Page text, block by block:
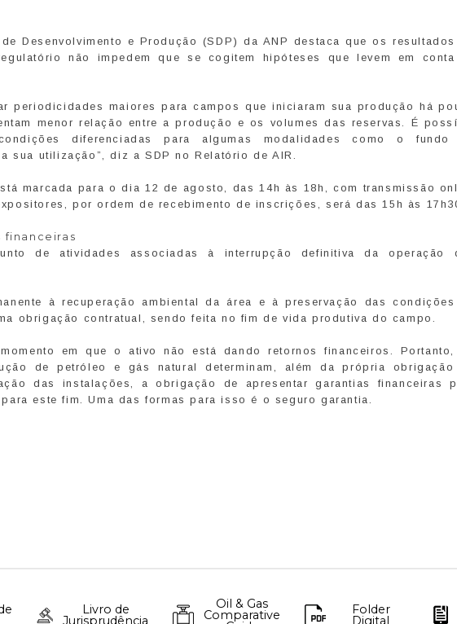
Desenvolvimento e Produção (SDP) da ANP destaca que os
não impedem que se cogitem hipóteses que levem em conta
periodicidades maiores para campos que iniciaram sua produção há
menor relação entre a produção e os volumes das reservas. É
diferenciadas para algumas modalidades como o fundo
sua utilização”, diz a SDP no Relatório de AIR.
marcada para o dia 12 de agosto, das 14h às 18h, com transmissão
por ordem de recebimento de inscrições, será das 15h às
financeiras
de atividades associadas à interrupção definitiva da operação
à recuperação ambiental da área e à preservação das
obrigação contratual, sendo feita no fim de vida produtiva do campo.
em que o ativo não está dando retornos financeiros.
de petróleo e gás natural determinam, além da própria obrigação
das instalações, a obrigação de apresentar garantias financeiras
este fim. Uma das formas para isso é o seguro garantia.
Livro de
Jurisprudência
Oil & Gas
Comparative Folder
Digital